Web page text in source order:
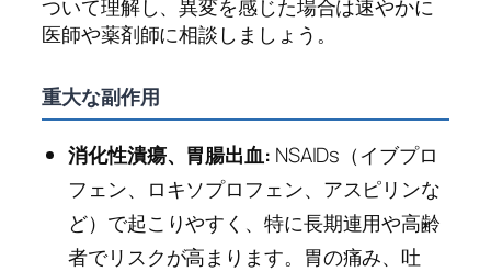
ついて理解し、異変を感じた場合は速やかに
医師や薬剤師に相談しましょう。
重大な副作用
消化性潰瘍、胃腸出血: NSAIDs（イブプロ
フェン、ロキソプロフェン、アスピリンな
ど）で起こりやすく、特に長期連用や高齢
者でリスクが高まります。胃の痛み、吐